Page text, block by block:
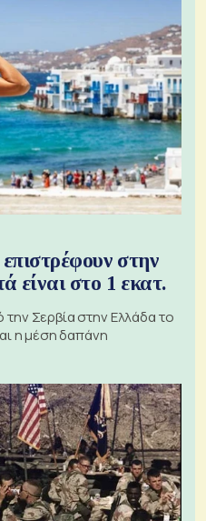
στην
είναι στο 1 εκατ.
Σερβία στην Ελλάδα το
η μέση δαπάνη